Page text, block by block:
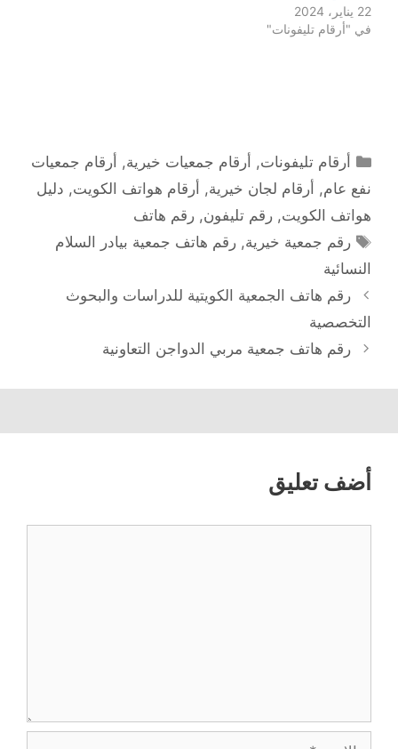
22 يناير، 2024
في "أرقام تليفونات"
التصنيفات
أرقام تليفونات, أرقام جمعيات خيرية, أرقام جمعيات
نفع عام, أرقام لجان خيرية, أرقام هواتف الكويت, دليل
هواتف الكويت, رقم تليفون, رقم هاتف
الوسوم
رقم جمعية خيرية,رقم هاتف جمعية بيادر السلام
النسائية
رقم هاتف الجمعية الكويتية للدراسات والبحوث
التخصصية
رقم هاتف جمعية مربي الدواجن التعاونية
أضف تعليق
الاسم